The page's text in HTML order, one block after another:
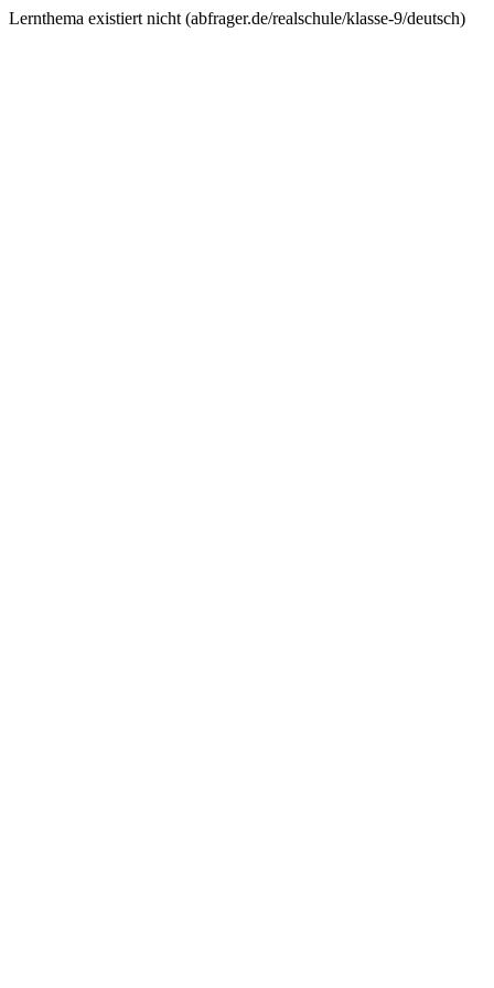
Lernthema existiert nicht (abfrager.de/realschule/klasse-9/deutsch)